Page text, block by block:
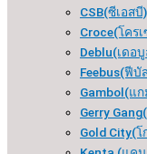
CSB(ซีเอสบี)
Croce(โครเ
Deblu(เดอ
Feebus(ฟีบั
Gambol(แ
Gerry
Gold City(